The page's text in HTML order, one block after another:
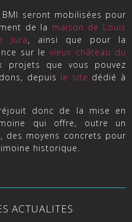
seront mobilisées pour
de la maison de Louis
Jura, ainsi que pour la
sur levieux château du
projets que vous pouvez
depuis le site dédié à
donc de la mise en
qui offre, outre un
des moyens concrets pour
historique.
ACTUALITES